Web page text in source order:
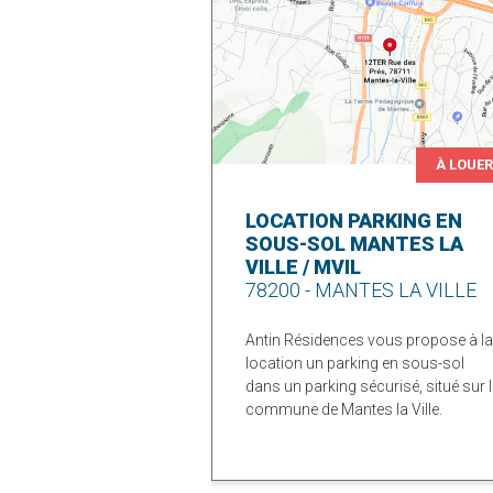
À LOUER
LOCATION PARKING EN
SOUS-SOL MANTES LA
VILLE / MVIL
78200 - MANTES LA VILLE
Antin Résidences vous propose à la
location un parking en sous-sol
dans un parking sécurisé, situé sur
commune de Mantes la Ville.